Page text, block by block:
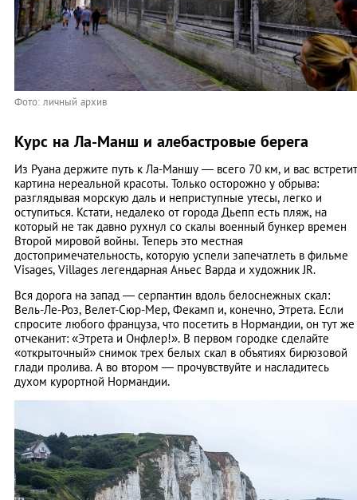
Фото: личный архив
Курс на Ла-Манш и алебастровые берега
Из Руана держите путь к Ла-Маншу ― всего 70 км, и вас встретит
картина нереальной красоты. Только осторожно у обрыва:
разглядывая морскую даль и неприступные утесы, легко и
оступиться. Кстати, недалеко от города Дьепп есть пляж, на
который не так давно рухнул со скалы военный бункер времен
Второй мировой войны. Теперь это местная
достопримечательность, которую успели запечатлеть в фильме
Visages, Villages легендарная Аньес Варда и художник JR.
Вся дорога на запад ― серпантин вдоль белоснежных скал:
Вель-Ле-Роз, Велет-Сюр-Мер, Фекамп и, конечно, Этрета. Если
спросите любого француза, что посетить в Нормандии, он тут же
отчеканит: «Этрета и Онфлер!». В первом городке сделайте
«открыточный» снимок трех белых скал в объятиях бирюзовой
глади пролива. А во втором ― прочувствуйте и насладитесь
духом курортной Нормандии.